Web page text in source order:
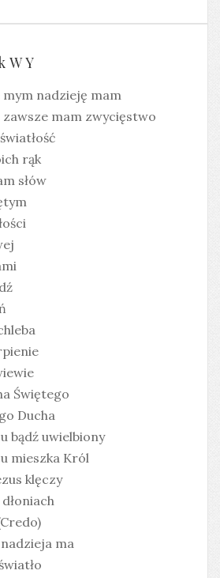
W Y
nadzieję mam
mam zwycięstwo
rąk
słów
Świętego
Ducha
bądź uwielbiony
mieszka Król
klęczy
ma